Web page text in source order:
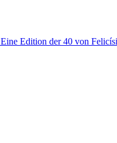
Eine Edition der 40 von